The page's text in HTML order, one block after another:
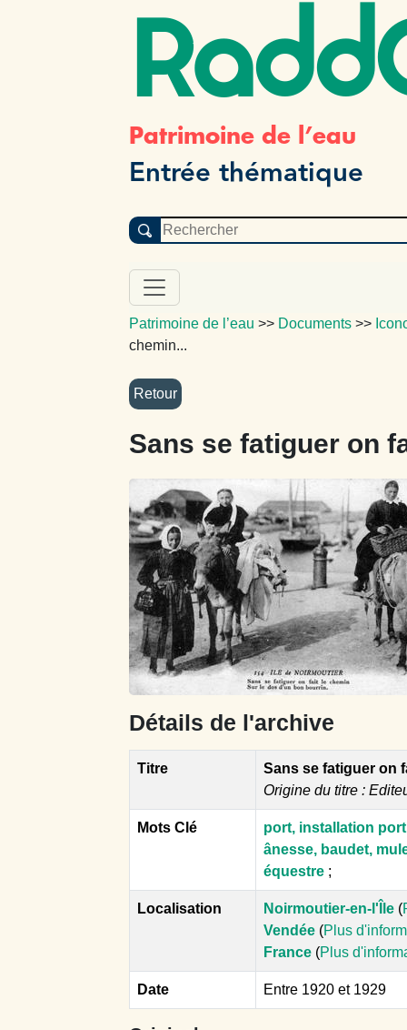
Patrimoine de l’eau
Entrée thématique
Patrimoine de l’eau >> Documents >>
chemin...
Sans se fatiguer on
Détails de l'archive
Titre
Sans se fatiguer on
Origine du titre :
Mots Clé
port, installation
ânesse, baudet,
équestre ;
Localisation Noirmoutier-en-l'Île (
Vendée (Plus
France (Plus
Date Entre 1920 et 1929